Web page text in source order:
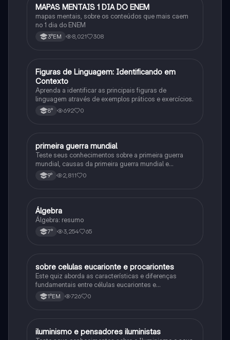
Português
MAPAS MENTAIS 1 DIA DO ENEM
mapas mentais, sobre os conteúdos que mais caem
no 1 dia do ENEM
3°EM 8,021 308
FPortuguês
Figuras de Linguagem: Identificando em
Contexto
Aprenda a identificar as principais figuras de
linguagem através de exemplos práticos e exercícios.
8° 692 0
História
primeira guerra mundial
Teste seus conhecimentos sobre a primeira guerra
mundial, causas da primeira guerra mundial e
consequências da Primeira Guerra Mundial, fases da
primeira guerra mundial
9° 2,811 0
Matematica
Álgebra
Álgebra: resumo
7° 3,254 65
Biologia
sobre celulas eucarionte e procariontes
Este quiz aborda as características e diferenças
fundamentais entre células eucariontes e
procariontes.
1°EM 726 0
História
iluminismo e pensadores iluministas